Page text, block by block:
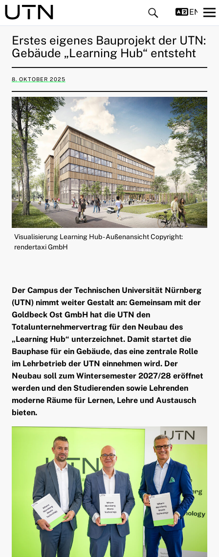
Menü aufklappen
Menü aufklappen
Menü aufklappen
Menü aufklappen
Menü aufklappen
Erstes eigenes Bauprojekt der UTN:
Gebäude „Learning Hub“ entsteht
8. OKTOBER 2025
Visualisierung Learning Hub - Außenansicht Copyright:
rendertaxi GmbH
Der Campus der Technischen Universität Nürnberg
(UTN) nimmt weiter Gestalt an: Gemeinsam mit der
Goldbeck Ost GmbH hat die UTN den
Totalunternehmervertrag für den Neubau des
„Learning Hub“ unterzeichnet. Damit startet die
Bauphase für ein Gebäude, das eine zentrale Rolle
im Lehrbetrieb der UTN einnehmen wird. Der
Neubau soll zum Wintersemester 2027/28 eröffnet
werden und den Studierenden sowie Lehrenden
moderne Räume für Lernen, Lehre und Austausch
bieten.